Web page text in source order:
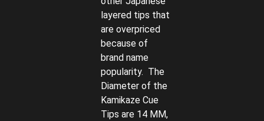
layered tips that
are overpriced
because of
brand name
popularity. The
Diameter of the
Kamikaze Cue
Tips are 14 MM,